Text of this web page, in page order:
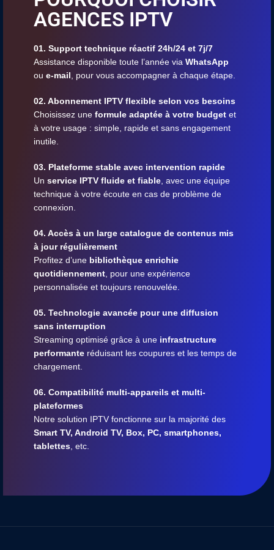
AGENCES IPTV
01. Support technique réactif 24h/24 et 7j/7
Assistance disponible toute l’année via WhatsApp
ou e-mail , pour vous accompagner à chaque étape.
02. Abonnement IPTV flexible selon vos besoins
Choisissez une formule adaptée à votre budget et
à votre usage : simple, rapide et sans engagement
inutile.
03. Plateforme stable avec intervention rapide
Un service IPTV fluide et fiable , avec une équipe
technique à votre écoute en cas de problème de
connexion.
04. Accès à un large catalogue de contenus mis
à jour régulièrement
Profitez d’une bibliothèque enrichie
quotidiennement , pour une expérience
personnalisée et toujours renouvelée.
05. Technologie avancée pour une diffusion
sans interruption
Streaming optimisé grâce à une infrastructure
performante réduisant les coupures et les temps de
chargement.
06. Compatibilité multi-appareils et multi-
plateformes
Notre solution IPTV fonctionne sur la majorité des
Smart TV, Android TV, Box, PC, smartphones,
tablettes , etc.